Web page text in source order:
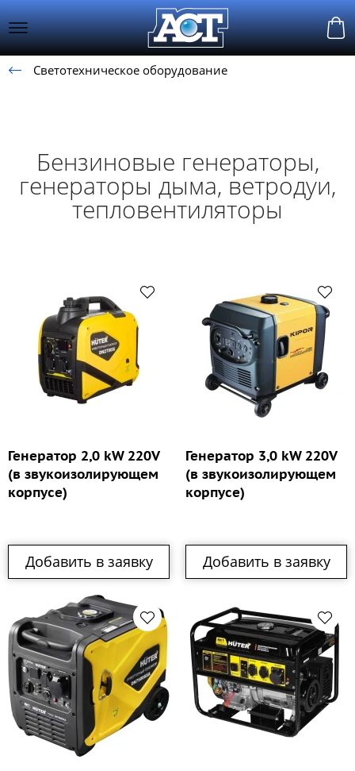
Светотехническое оборудование
Бензиновые генераторы,
генераторы дыма, ветродуи,
тепловентиляторы
Генератор 2,0 kW 220V
(в звукоизолирующем
корпусе)
Добавить в заявку
Генератор 3,0 kW 220V
(в звукоизолирующем
корпусе)
Добавить в заявку